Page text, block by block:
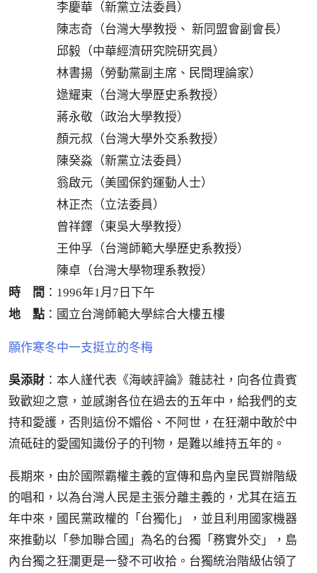
李慶華（新黨立法委員）
陳志奇（台灣大學教授、 新同盟會副會長）
邱毅（中華經濟研究院研究員）
林書揚（勞動黨副主席、民間理論家）
逯耀東（台灣大學歷史系教授）
蔣永敬（政治大學教授）
顏元叔（台灣大學外交系教授）
陳癸淼（新黨立法委員）
翁啟元（美國保釣運動人士）
林正杰（立法委員）
曾祥鐸（東吳大學教授）
王仲孚（台灣師範大學歷史系教授）
陳卓（台灣大學物理系教授）
時 間 ： 1996年1月7日下午
地 點 ： 國立台灣師範大學綜合大樓五樓
願作寒冬中一支挺立的冬梅
吳添財 ：本人謹代表《海峽評論》雜誌社，向各位貴賓
致歡迎之意，並感謝各位在過去的五年中，給我們的支
持和愛護，否則這份不媚俗、不阿世，在狂潮中敢於中
流砥砫的愛國知識份子的刊物，是難以維持五年的。
長期來，由於國際霸權主義的宣傳和島內皇民買辦階級
的唱和，以為台灣人民是主張分離主義的，尤其在這五
年中來，國民黨政權的「台獨化」，並且利用國家機器
來推動以「參加聯合國」為名的台獨「務實外交」，島
內台獨之狂瀾更是一發不可收拾。台獨統治階級佔領了